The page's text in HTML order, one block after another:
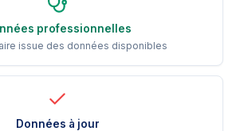
professionnelles
issue des données disponibles
Données à jour